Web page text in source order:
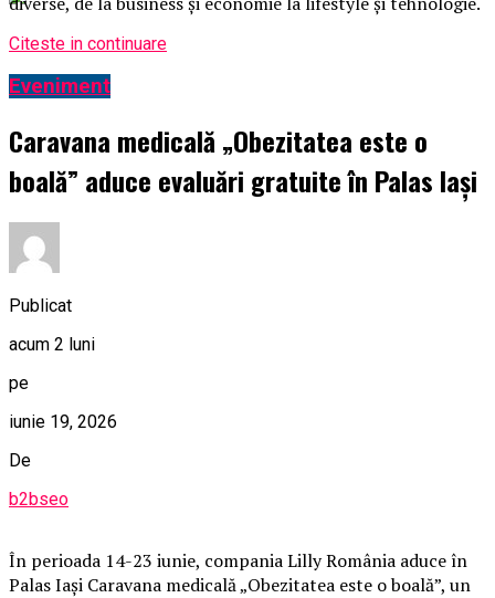
Citeste in continuare
Eveniment
Caravana medicală „Obezitatea este o
boală” aduce evaluări gratuite în Palas Iași
Publicat
acum 2 luni
pe
iunie 19, 2026
De
b2bseo
În perioada 14-23 iunie, compania Lilly România aduce în
Palas Iași Caravana medicală „Obezitatea este o boală”, un